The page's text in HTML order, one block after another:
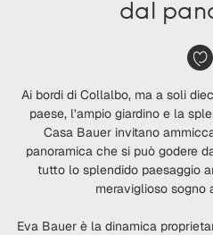
dal
Ai bordi di Collalbo, ma a soli
paese, l’ampio giardino e la
Casa Bauer invitano
panoramica che si può godere
tutto lo splendido paesaggio
meraviglioso sogno
Eva Bauer è la dinamica